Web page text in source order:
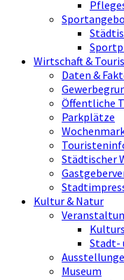
Wirtschaft &
Daten &
Öffentliche
Parkplätze
Städtischer
Kultur & Natur
Stadt-
Museum